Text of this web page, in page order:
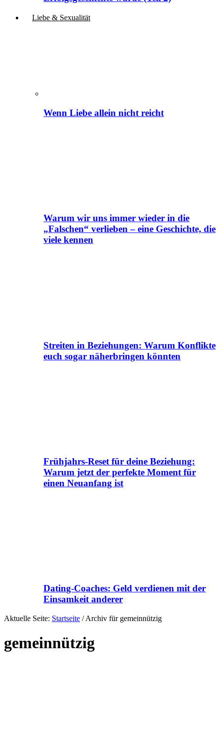
Liebe & Sexualität
Wenn Liebe allein nicht reicht
Warum wir uns immer wieder in die
„Falschen“ verlieben – eine Geschichte, die
viele kennen
Streiten in Beziehungen: Warum Konflikte
euch sogar näherbringen könnten
Frühjahrs-Reset für deine Beziehung:
Warum jetzt der perfekte Moment für
einen Neuanfang ist
Dating-Coaches: Geld verdienen mit der
Einsamkeit anderer
Aktuelle Seite: Startseite /Archiv für gemeinnützig
gemeinnützig